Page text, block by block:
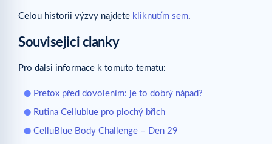
Celou historii výzvy najdete kliknutím sem.
Souvisejici clanky
Pro dalsi informace k tomuto tematu:
Pretox před dovolením: je to dobrý nápad?
Rutina Cellublue pro plochý břich
CelluBlue Body Challenge – Den 29